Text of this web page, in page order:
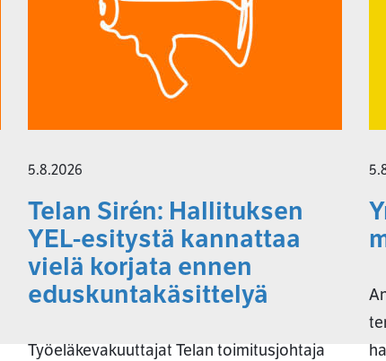
5.8.2026
Telan Sirén: Hallituksen
YEL-esitystä kannattaa
vielä korjata ennen
eduskuntakäsittelyä
Työeläkevakuuttajat Telan toimitusjohtaja